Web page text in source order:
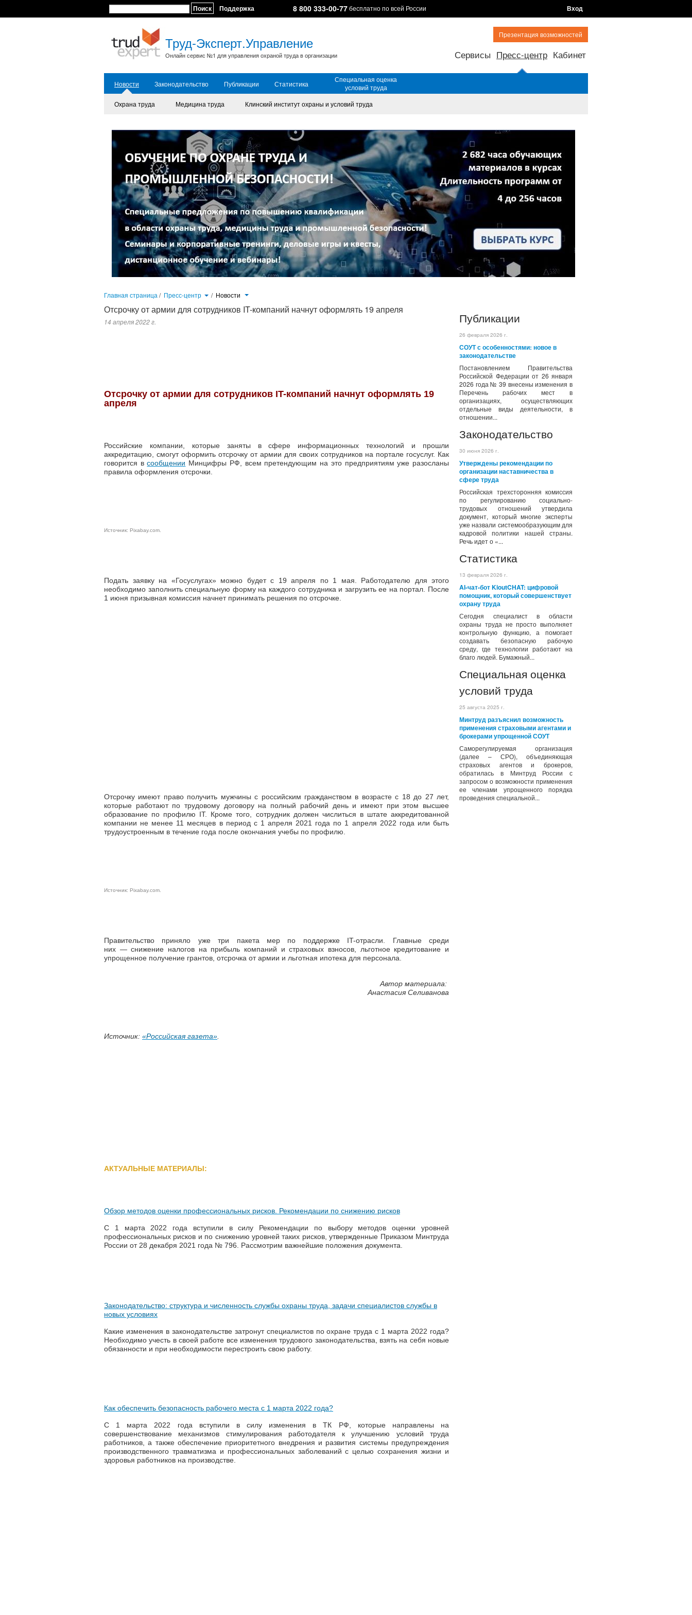
Поиск Поддержка 8 800 333-00-77бесплатно по всей России Вход
Труд-Эксперт.Управление
Онлайн сервис №1 для управления охраной труда в организации
Презентация возможностей
Сервисы Пресс-центр Кабинет
Новости Законодательство Публикации Статистика
Специальная оценка
условий труда
Охрана труда
Медицина труда Клинский институт охраны и условий труда
Главная страница / Пресс-центр / Новости
Публикации
26 февраля 2026 г.
СОУТ с особенностями: новое в
законодательстве
Постановлением Правительства
Российской Федерации от 26 января
2026 года № 39 внесены изменения в
Перечень рабочих мест в
организациях, осуществляющих
отдельные виды деятельности, в
отношении...
Законодательство
30 июня 2026 г.
Утверждены рекомендации по
организации наставничества в
сфере труда
Российская трехсторонняя комиссия
по регулированию социально-
трудовых отношений утвердила
документ, который многие эксперты
уже назвали системообразующим для
кадровой политики нашей страны.
Речь идет о «...
Статистика
13 февраля 2026 г.
AI-чат-бот KioutCHAT: цифровой
помощник, который совершенствует
охрану труда
Сегодня специалист в области
охраны труда не просто выполняет
контрольную функцию, а помогает
создавать безопасную рабочую
среду, где технологии работают на
благо людей. Бумажный...
Специальная оценка
условий труда
25 августа 2025 г.
Минтруд разъяснил возможность
применения страховыми агентами и
брокерами упрощенной СОУТ
Саморегулируемая организация
(далее – СРО), объединяющая
страховых агентов и брокеров,
обратилась в Минтруд России с
запросом о возможности применения
ее членами упрощенного порядка
проведения специальной...
Отсрочку от армии для сотрудников IT-компаний начнут оформлять 19 апреля
14 апреля 2022 г.
Отсрочку от армии для сотрудников IT-компаний начнут оформлять 19
апреля
Российские компании, которые заняты в сфере информационных технологий и прошли
аккредитацию, смогут оформить отсрочку от армии для своих сотрудников на портале госуслуг. Как
говорится всообщении Минцифры РФ, всем претендующим на это предприятиям уже разосланы
правила оформления отсрочки.
Источник: Pixabay.com.
Подать заявку на «Госуслугах» можно будет с 19 апреля по 1 мая. Работодателю для этого
необходимо заполнить специальную форму на каждого сотрудника и загрузить ее на портал. После
1 июня призывная комиссия начнет принимать решения по отсрочке.
Отсрочку имеют право получить мужчины с российским гражданством в возрасте с 18 до 27 лет,
которые работают по трудовому договору на полный рабочий день и имеют при этом высшее
образование по профилю IT. Кроме того, сотрудник должен числиться в штате аккредитованной
компании не менее 11 месяцев в период с 1 апреля 2021 года по 1 апреля 2022 года или быть
трудоустроенным в течение года после окончания учебы по профилю.
Источник: Pixabay.com.
Правительство приняло уже три пакета мер по поддержке IT-отрасли. Главные среди
них —снижение налогов на прибыль компаний и страховых взносов, льготное кредитование и
упрощенное получение грантов, отсрочка от армии и льготная ипотека для персонала.
Автор материала:
Анастасия Селиванова
Источник: «Российская газета».
АКТУАЛЬНЫЕ МАТЕРИАЛЫ:
Обзор методов оценки профессиональных рисков. Рекомендации по снижению рисков
С 1 марта 2022 года вступили в силу Рекомендации по выбору методов оценки уровней
профессиональных рисков и по снижению уровней таких рисков, утвержденные Приказом Минтруда
России от 28 декабря 2021 года № 796. Рассмотрим важнейшие положения документа.
Законодательство: структура и численность службы охраны труда, задачи специалистов службы в
новых условиях
Какие изменения в законодательстве затронут специалистов по охране труда с 1 марта 2022 года?
Необходимо учесть в своей работе все изменения трудового законодательства, взять на себя новые
обязанности и при необходимости перестроить свою работу.
Как обеспечить безопасность рабочего места с 1 марта 2022 года?
С 1 марта 2022 года вступили в силу изменения в ТК РФ, которые направлены на
совершенствование механизмов стимулирования работодателя к улучшению условий труда
работников, а также обеспечение приоритетного внедрения и развития системы предупреждения
производственного травматизма и профессиональных заболеваний с целью сохранения жизни и
здоровья работников на производстве.